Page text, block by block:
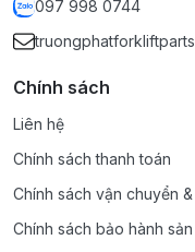
097 998 0744
Chính sách
Liên hệ
Chính sách thanh toán
Chính sách vận chuyển
Chính sách bảo hành